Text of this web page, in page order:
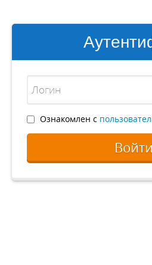
Ознакомлен с
Войти